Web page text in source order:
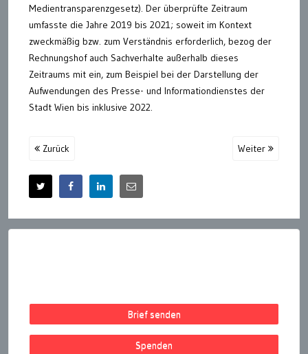
Medientransparenzgesetz). Der überprüfte Zeitraum
umfasste die Jahre 2019 bis 2021; soweit im Kontext
zweckmäßig bzw. zum Verständnis erforderlich, bezog der
Rechnungshof auch Sachverhalte außerhalb dieses
Zeitraums mit ein, zum Beispiel bei der Darstellung der
Aufwendungen des Presse- und Informationdienstes der
Stadt Wien bis inklusive 2022.
Zurück Weiter
Brief senden
Spenden